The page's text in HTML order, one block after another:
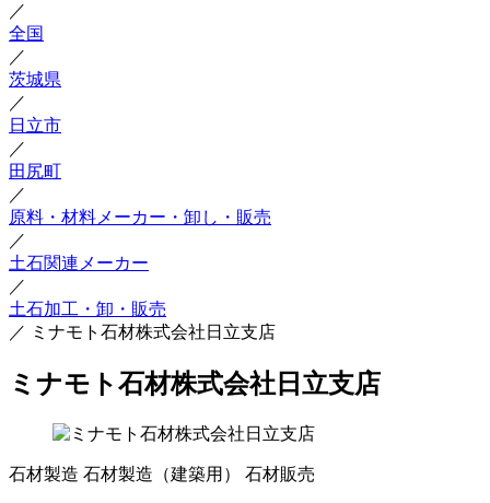
／
全国
／
茨城県
／
日立市
／
田尻町
／
原料・材料メーカー・卸し・販売
／
土石関連メーカー
／
土石加工・卸・販売
／ ミナモト石材株式会社日立支店
ミナモト石材株式会社日立支店
石材製造 石材製造（建築用） 石材販売